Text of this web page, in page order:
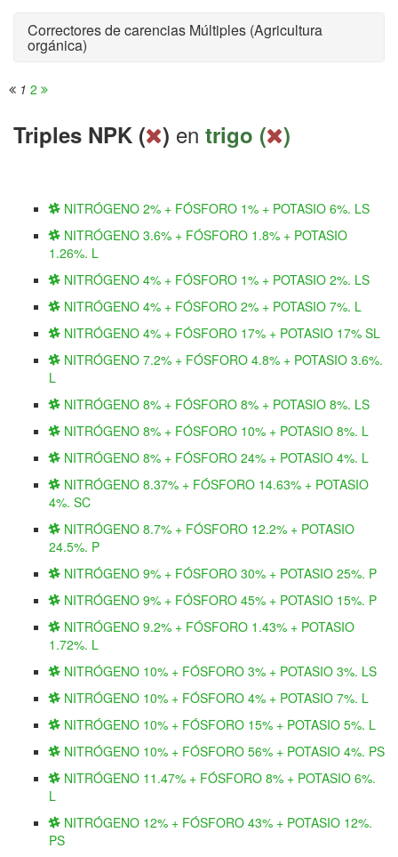
Correctores de carencias Múltiples (Agricultura
orgánica)
1 2
Triples NPK ( ) en trigo ( )
NITRÓGENO 2% + FÓSFORO 1% + POTASIO 6%. LS
NITRÓGENO 3.6% + FÓSFORO 1.8% + POTASIO
1.26%. L
NITRÓGENO 4% + FÓSFORO 1% + POTASIO 2%. LS
NITRÓGENO 4% + FÓSFORO 2% + POTASIO 7%. L
NITRÓGENO 4% + FÓSFORO 17% + POTASIO 17% SL
NITRÓGENO 7.2% + FÓSFORO 4.8% + POTASIO 3.6%.
L
NITRÓGENO 8% + FÓSFORO 8% + POTASIO 8%. LS
NITRÓGENO 8% + FÓSFORO 10% + POTASIO 8%. L
NITRÓGENO 8% + FÓSFORO 24% + POTASIO 4%. L
NITRÓGENO 8.37% + FÓSFORO 14.63% + POTASIO
4%. SC
NITRÓGENO 8.7% + FÓSFORO 12.2% + POTASIO
24.5%. P
NITRÓGENO 9% + FÓSFORO 30% + POTASIO 25%. P
NITRÓGENO 9% + FÓSFORO 45% + POTASIO 15%. P
NITRÓGENO 9.2% + FÓSFORO 1.43% + POTASIO
1.72%. L
NITRÓGENO 10% + FÓSFORO 3% + POTASIO 3%. LS
NITRÓGENO 10% + FÓSFORO 4% + POTASIO 7%. L
NITRÓGENO 10% + FÓSFORO 15% + POTASIO 5%. L
NITRÓGENO 10% + FÓSFORO 56% + POTASIO 4%. PS
NITRÓGENO 11.47% + FÓSFORO 8% + POTASIO 6%.
L
NITRÓGENO 12% + FÓSFORO 43% + POTASIO 12%.
PS